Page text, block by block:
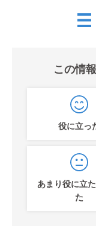
この情
役に立っ
あまり役に立
た